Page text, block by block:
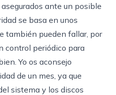
ante un posible
se basa en unos
también pueden fallar, por
control periódico para
Yo os aconsejo
de un mes, ya que
sistema y los discos